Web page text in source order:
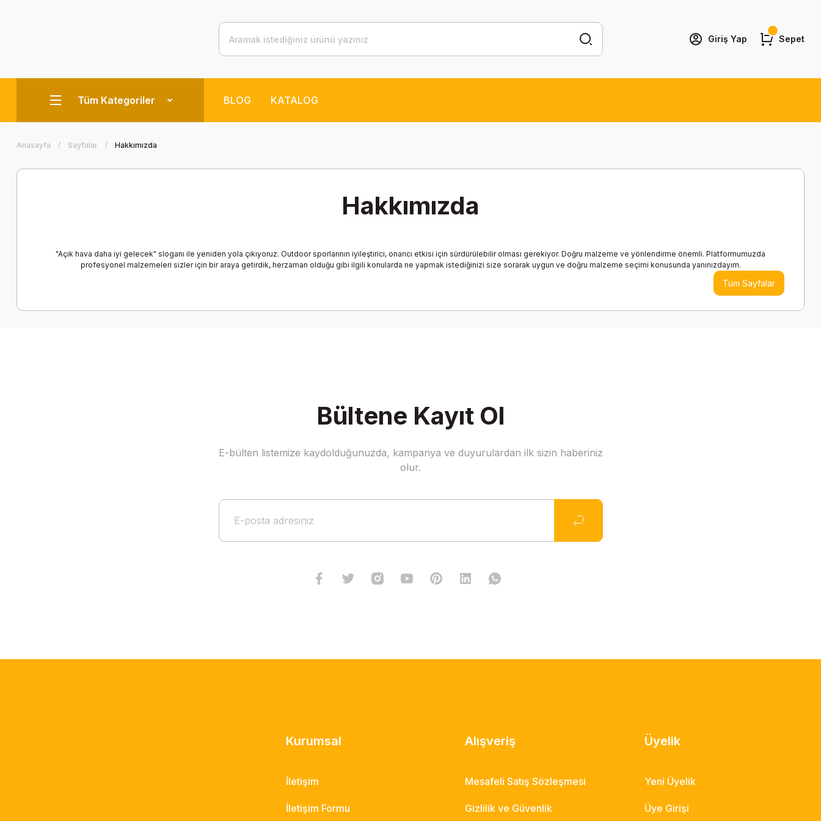
Giriş Yap Sepet
Tüm Kategoriler BLOG KATALOG
Anasayfa Sayfalar Hakkımızda
Hakkımızda
"Açık hava daha iyi gelecek" sloganı ile yeniden yola çıkıyoruz. Outdoor sporlarının iyileştirici, onarıcı etkisi için sürdürülebilir olması gerekiyor. Doğru malzeme ve yönlendirme önemli. Platformumuzda
profesyonel malzemeleri sizler için bir araya getirdik, herzaman olduğu gibi ilgili konularda ne yapmak istediğinizi size sorarak uygun ve doğru malzeme seçimi konusunda yanınızdayım.
Tüm Sayfalar
Bültene Kayıt Ol
E-bülten listemize kaydolduğunuzda, kampanya ve duyurulardan ilk sizin haberiniz
olur.
Kurumsal
İletişim
İletişim Formu
Alışveriş
Mesafeli Satış Sözleşmesi
Gizlilik ve Güvenlik
Üyelik
Yeni Üyelik
Üye Girişi